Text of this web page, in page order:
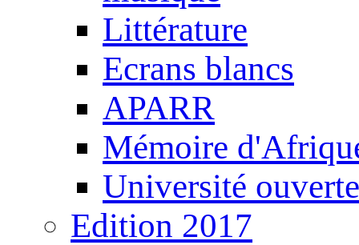
Littérature
Ecrans blancs
APARR
Mémoire
Université ouverte
Edition 2017